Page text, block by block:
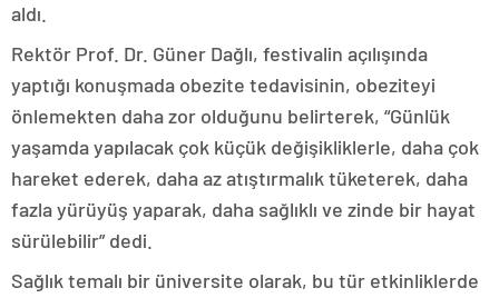
aldı.
Rektör Prof. Dr. Güner Dağlı, festivalin açılışında
yaptığı konuşmada obezite tedavisinin, obeziteyi
önlemekten daha zor olduğunu belirterek, “Günlük
yaşamda yapılacak çok küçük değişikliklerle, daha çok
hareket ederek, daha az atıştırmalık tüketerek, daha
fazla yürüyüş yaparak, daha sağlıklı ve zinde bir hayat
sürülebilir” dedi.
Sağlık temalı bir üniversite olarak, bu tür etkinliklerde